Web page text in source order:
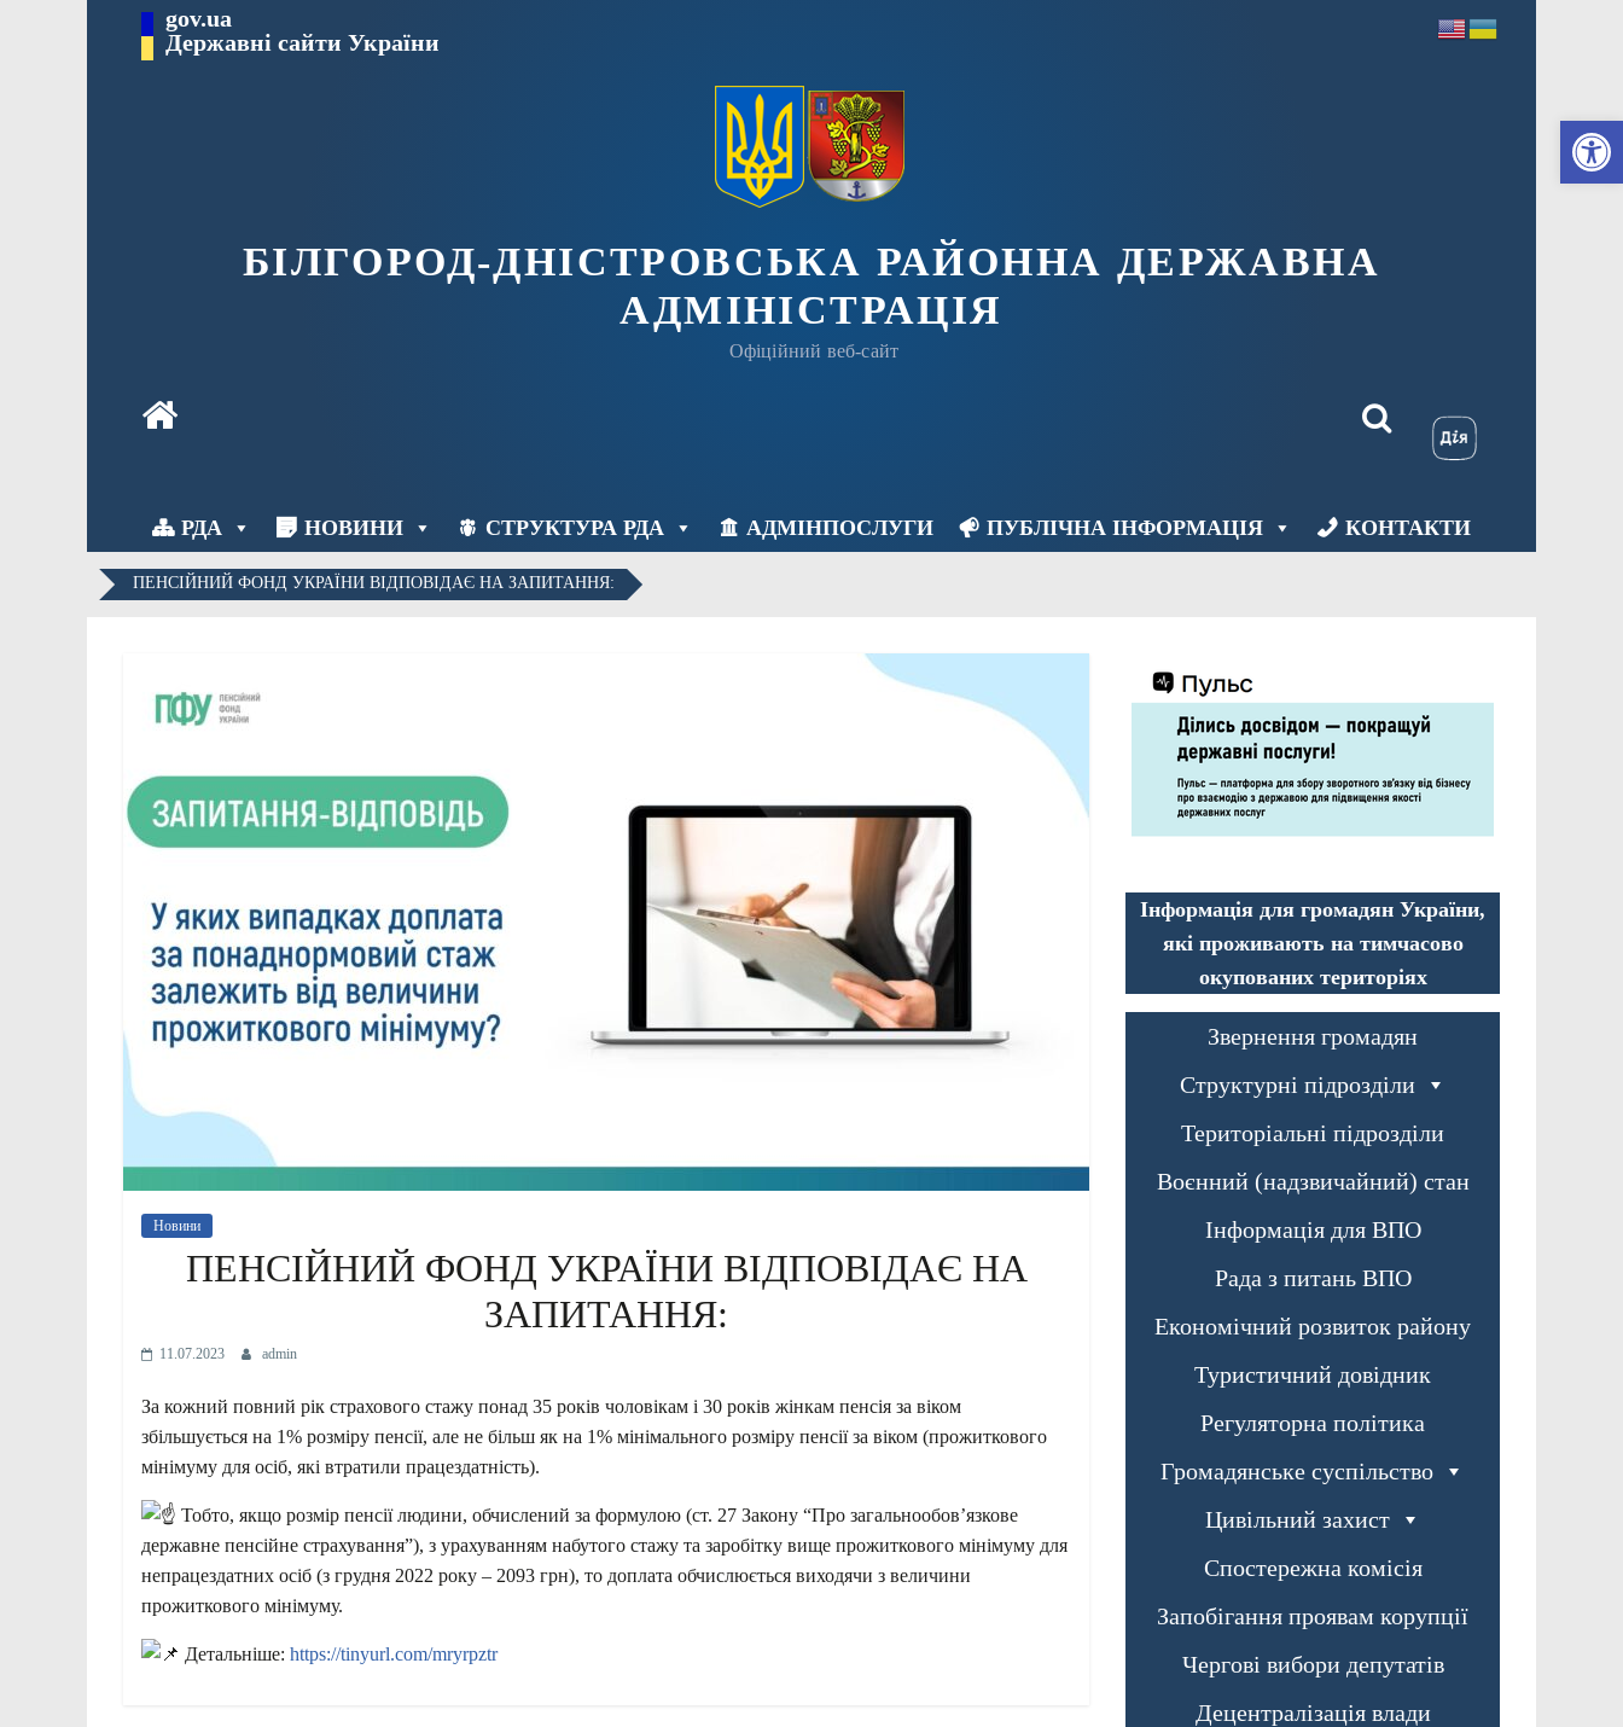
gov.ua
Державні сайти України
БІЛГОРОД-ДНІСТРОВСЬКА РАЙОННА ДЕРЖАВНА
АДМІНІСТРАЦІЯ
Офіційний веб-сайт
РДА НОВИНИ СТРУКТУРА РДА АДМІНПОСЛУГИ ПУБЛІЧНА ІНФОРМАЦІЯ КОНТАКТИ
ПЕНСІЙНИЙ ФОНД УКРАЇНИ ВІДПОВІДАЄ НА ЗАПИТАННЯ:
Новини
ПЕНСІЙНИЙ ФОНД УКРАЇНИ ВІДПОВІДАЄ НА
ЗАПИТАННЯ:
11.07.2023 admin
За кожний повний рік страхового стажу понад 35 років чоловікам і 30 років жінкам пенсія за віком
збільшується на 1% розміру пенсії, але не більш як на 1% мінімального розміру пенсії за віком (прожиткового
мінімуму для осіб, які втратили працездатність).
Тобто, якщо розмір пенсії людини, обчислений за формулою (ст. 27 Закону “Про загальнообов’язкове
державне пенсійне страхування”), з урахуванням набутого стажу та заробітку вище прожиткового мінімуму для
непрацездатних осіб (з грудня 2022 року – 2093 грн), то доплата обчислюється виходячи з величини
прожиткового мінімуму.
Детальніше: https://tinyurl.com/mryrpztr
Інформація для громадян України,
які проживають на тимчасово
окупованих територіях
Звернення громадян
Структурні підрозділи
Територіальні підрозділи
Воєнний (надзвичайний) стан
Інформація для ВПО
Рада з питань ВПО
Економічний розвиток району
Туристичний довідник
Регуляторна політика
Громадянське суспільство
Цивільний захист
Спостережна комісія
Запобігання проявам корупції
Чергові вибори депутатів
Децентралізація влади